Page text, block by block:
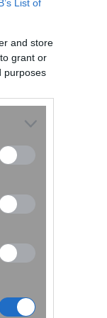
List of
and store
grant or
purposes
2 ώρες πριν